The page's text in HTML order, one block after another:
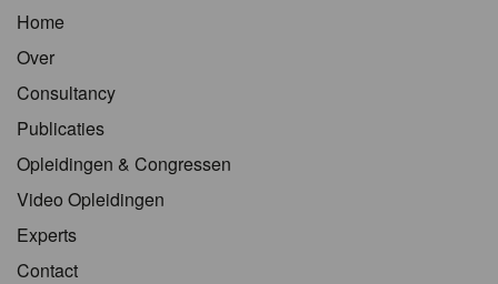
Home
Over
Consultancy
Publicaties
Opleidingen & Congressen
Video Opleidingen
Experts
Contact